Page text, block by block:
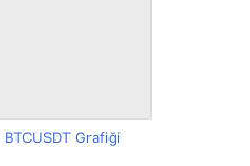
BTCUSDT Grafiği